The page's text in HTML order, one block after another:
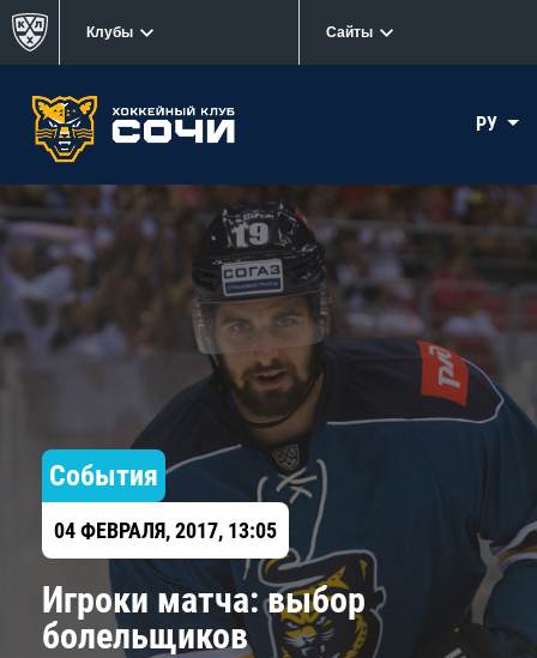
Клубы Сайты
РУ
События
04 ФЕВРАЛЯ, 2017, 13:05
Игроки матча: выбор
болельщиков